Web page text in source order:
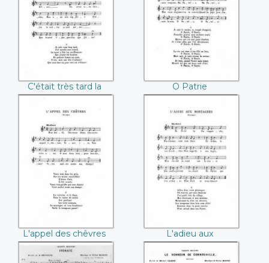
nuit
C'était très tard la
nuit
O Patrie
L'appel des
chêvres
L'appel des chêvres
L'adieu aux
montagnes
L'adieu aux
montagnes